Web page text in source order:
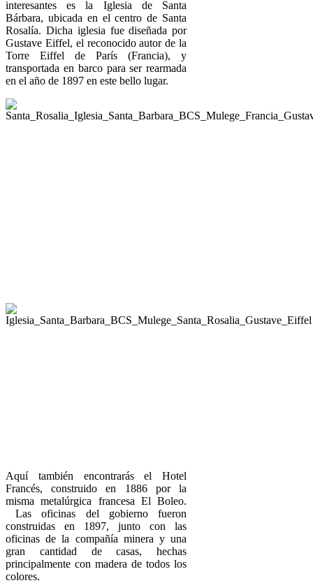
interesantes es la Iglesia de Santa
Bárbara, ubicada en el centro de Santa
Rosalía. Dicha iglesia fue diseñada por
Gustave Eiffel, el reconocido autor de la
Torre Eiffel de París (Francia), y
transportada en barco para ser rearmada
en el año de 1897 en este bello lugar.
Aquí también encontrarás el Hotel
Francés, construido en 1886 por la
misma metalúrgica francesa El Boleo.
Las oficinas del gobierno fueron
construidas en 1897, junto con las
oficinas de la compañía minera y una
gran cantidad de casas, hechas
principalmente con madera de todos los
colores.